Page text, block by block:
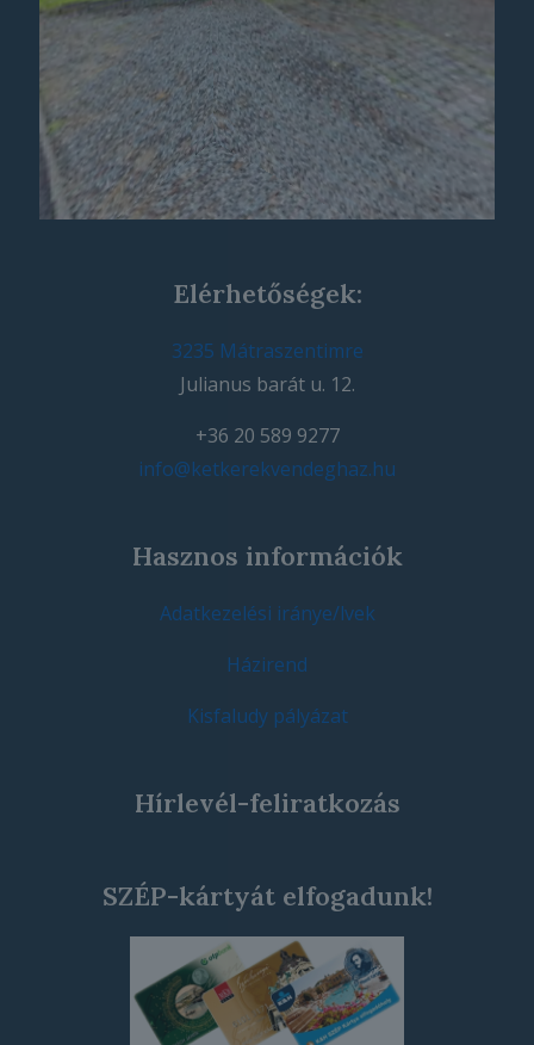
Elérhetőségek:
3235 Mátraszentimre
Julianus barát u. 12.
+36 20 589 9277
info@ketkerekvendeghaz.hu
Hasznos információk
Adatkezelési iránye/lvek
Házirend
Kisfaludy pályázat
Hírlevél-feliratkozás
SZÉP-kártyát elfogadunk!